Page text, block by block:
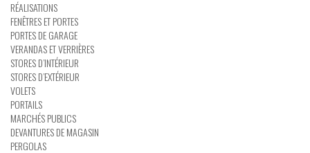
RÉALISATIONS
FENÊTRES ET PORTES
PORTES DE GARAGE
VERANDAS ET VERRIÈRES
STORES D’INTÉRIEUR
STORES D’EXTÉRIEUR
VOLETS
PORTAILS
MARCHÉS PUBLICS
DEVANTURES DE MAGASIN
PERGOLAS